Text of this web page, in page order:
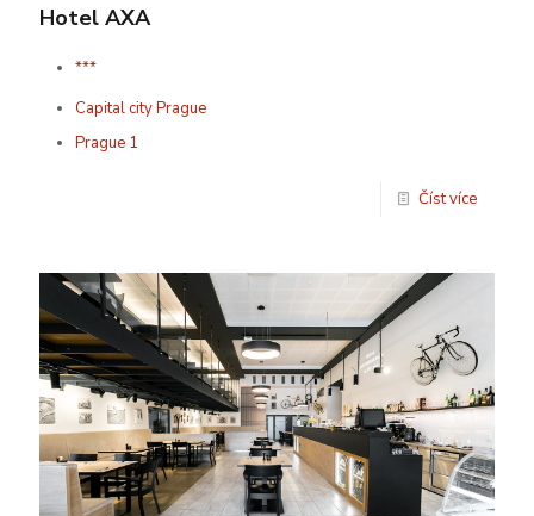
Hotel AXA
***
Capital city Prague
Prague 1
Číst více